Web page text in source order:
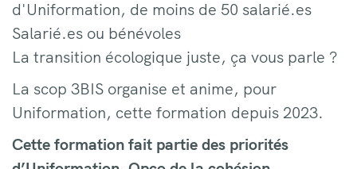
d'Uniformation, de moins de 50 salarié.es
Salarié.es ou bénévoles
La transition écologique juste, ça vous parle ?
La scop 3BIS organise et anime, pour
Uniformation, cette formation depuis 2023.
Cette formation fait partie des priorités